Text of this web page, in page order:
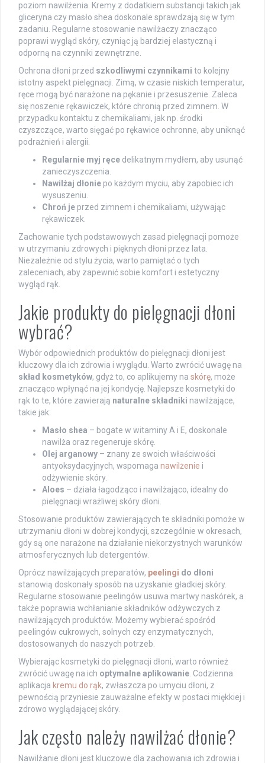
poziom nawilżenia. Kremy z dodatkiem substancji takich jak
gliceryna czy masło shea doskonale sprawdzają się w tym
zadaniu. Regularne stosowanie nawilżaczy znacząco
poprawi wygląd skóry, czyniąc ją bardziej elastyczną i
odporną na czynniki zewnętrzne.
Ochrona dłoni przed szkodliwymi czynnikami to kolejny
istotny aspekt pielęgnacji. Zimą, w czasie niskich temperatur,
ręce mogą być narażone na pękanie i przesuszenie. Zaleca
się noszenie rękawiczek, które chronią przed zimnem. W
przypadku kontaktu z chemikaliami, jak np. środki
czyszczące, warto sięgać po rękawice ochronne, aby uniknąć
podrażnień i alergii.
Regularnie myj ręce delikatnym mydłem, aby usunąć
zanieczyszczenia.
Nawilżaj dłonie po każdym myciu, aby zapobiec ich
wysuszeniu.
Chroń je przed zimnem i chemikaliami, używając
rękawiczek.
Zachowanie tych podstawowych zasad pielęgnacji pomoże
w utrzymaniu zdrowych i pięknych dłoni przez lata.
Niezależnie od stylu życia, warto pamiętać o tych
zaleceniach, aby zapewnić sobie komfort i estetyczny
wygląd rąk.
Jakie produkty do pielęgnacji dłoni
wybrać?
Wybór odpowiednich produktów do pielęgnacji dłoni jest
kluczowy dla ich zdrowia i wyglądu. Warto zwrócić uwagę na
skład kosmetyków, gdyż to, co aplikujemy na skórę, może
znacząco wpłynąć na jej kondycję. Najlepsze kosmetyki do
rąk to te, które zawierają naturalne składniki nawilżające,
takie jak:
Masło shea – bogate w witaminy A i E, doskonale
nawilża oraz regeneruje skórę.
Olej arganowy – znany ze swoich właściwości
antyoksydacyjnych, wspomaga nawilżenie i
odżywienie skóry.
Aloes – działa łagodząco i nawilżająco, idealny do
pielęgnacji wrażliwej skóry dłoni.
Stosowanie produktów zawierających te składniki pomoże w
utrzymaniu dłoni w dobrej kondycji, szczególnie w okresach,
gdy są one narażone na działanie niekorzystnych warunków
atmosferycznych lub detergentów.
Oprócz nawilżających preparatów, peelingi do dłoni
stanowią doskonały sposób na uzyskanie gładkiej skóry.
Regularne stosowanie peelingów usuwa martwy naskórek, a
także poprawia wchłanianie składników odżywczych z
nawilżających produktów. Możemy wybierać spośród
peelingów cukrowych, solnych czy enzymatycznych,
dostosowanych do naszych potrzeb.
Wybierając kosmetyki do pielęgnacji dłoni, warto również
zwrócić uwagę na ich optymalne aplikowanie. Codzienna
aplikacja kremu do rąk, zwłaszcza po umyciu dłoni, z
pewnością przyniesie zauważalne efekty w postaci miękkiej i
zdrowo wyglądającej skóry.
Jak często należy nawilżać dłonie?
Nawilżanie dłoni jest kluczowe dla zachowania ich zdrowia i